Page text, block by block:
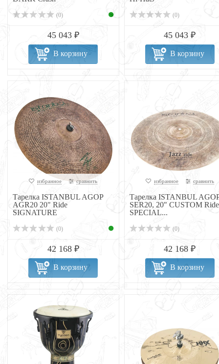
(0)
45 043 ₽
В корзину
(0)
45 043 ₽
В корзину
избранное сравнить
Тарелка ISTANBUL AGOP
AGR20 20" Ride
SIGNATURE
(0)
42 168 ₽
В корзину
избранное сравнить
Тарелка ISTANBUL
SER20, 20" CUSTOM Ride
SPECIAL...
(0)
42 168 ₽
В корзину